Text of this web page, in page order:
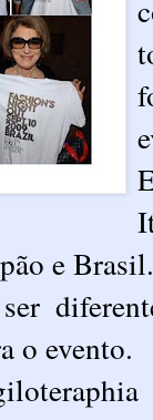
e Brasil.
o evento.